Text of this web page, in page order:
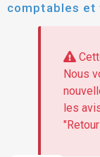
comptables et
la tenue des
Nous
les